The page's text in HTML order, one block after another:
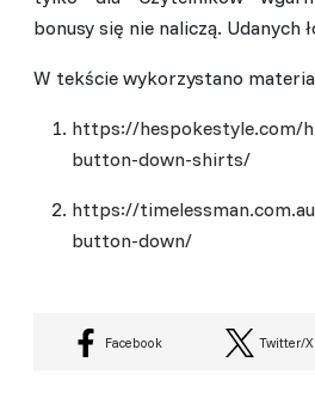
bonusy się nie naliczą. Udanych
W tekście wykorzystano
https://hespokestyle.com/
button-down-shirts/
https://
button-down/
Facebook Twitter/X